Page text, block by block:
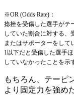
※OR (Odds Rate)：
捻挫を受傷した選手がテ
していた割合に対する、
またはサポーターをして
1以下だと受傷した選手
していなかったことを示
もちろん、テーピ
より固定力を強め